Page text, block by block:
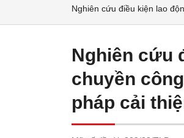
Nghiên cứu điều kiện lao
Nghiên cứu
chuyền
pháp cải